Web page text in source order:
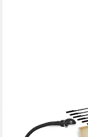
Dekupiersäge DEK-